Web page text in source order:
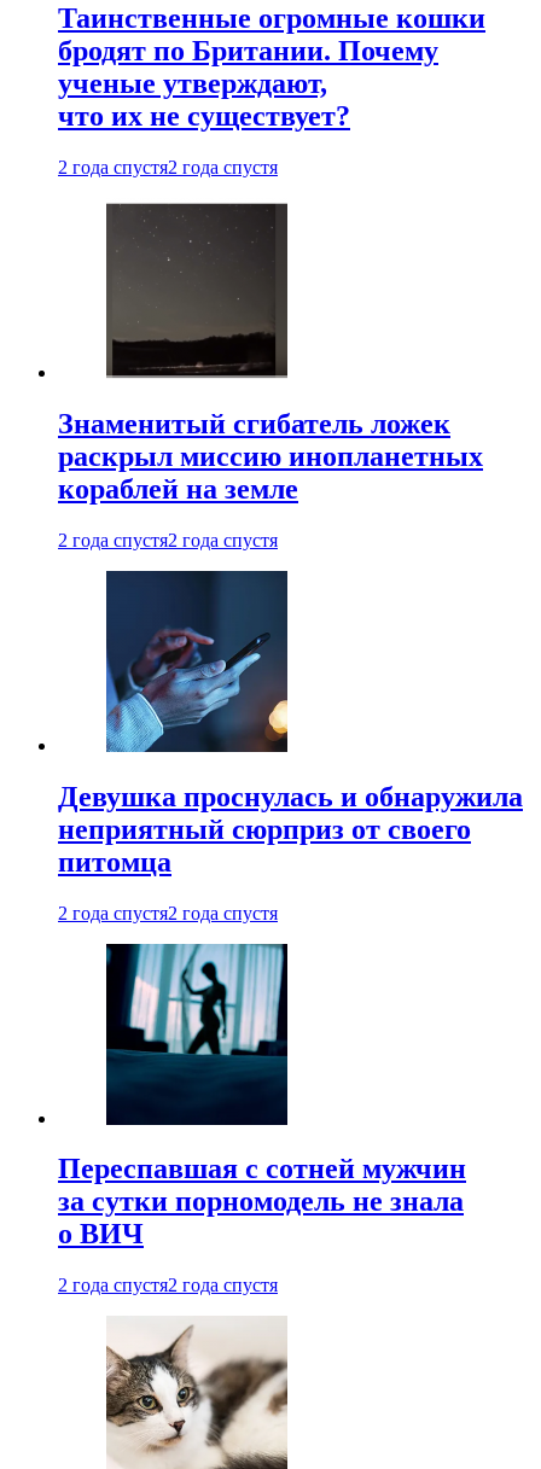
Таинственные огромные кошки
бродят по Британии. Почему
ученые утверждают,
что их не существует?
2 года спустя2 года спустя
Знаменитый сгибатель ложек
раскрыл миссию инопланетных
кораблей на земле
2 года спустя2 года спустя
Девушка проснулась и обнаружила
неприятный сюрприз от своего
питомца
2 года спустя2 года спустя
Переспавшая с сотней мужчин
за сутки порномодель не знала
о ВИЧ
2 года спустя2 года спустя